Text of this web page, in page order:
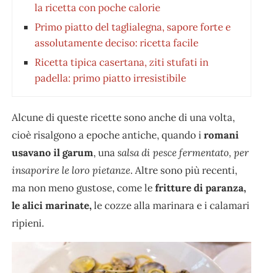
la ricetta con poche calorie
Primo piatto del taglialegna, sapore forte e
assolutamente deciso: ricetta facile
Ricetta tipica casertana, ziti stufati in
padella: primo piatto irresistibile
Alcune di queste ricette sono anche di una volta,
cioè risalgono a epoche antiche, quando iromani
usavano il garum, unasalsa di pesce fermentato, per
insaporire le loro pietanze. Altre sono più recenti,
ma non meno gustose, come lefritture di paranza,
le alici marinate,le cozze alla marinara e i calamari
ripieni.